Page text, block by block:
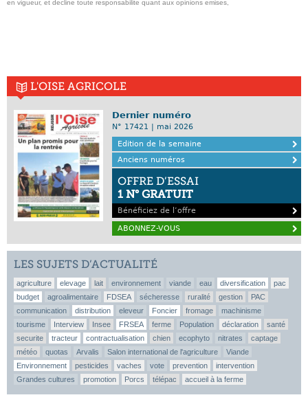
en vigueur, et decline toute responsabilite quant aux opinions emises,
L'OISE AGRICOLE
Dernier numéro
N° 17421 | mai 2026
Edition de la semaine
Anciens numéros
OFFRE D’ESSAI
1 N° GRATUIT
Bénéficiez de l’offre
ABONNEZ-VOUS
LES SUJETS D’ACTUALITÉ
agriculture elevage lait environnement viande eau diversification
pac
budget
agroalimentaire FDSEA sécheresse ruralité gestion
PAC
communication
distribution eleveur Foncier fromage
machinisme
tourisme
Interview Insee FRSEA ferme Population déclaration
santé
securite
tracteur contractualisation chien ecophyto nitrates
captage
météo
quotas Arvalis Salon international de l'agriculture
Viande
Environnement
pesticides vaches vote prevention
intervention
Grandes cultures
promotion Porcs télépac accueil à la ferme